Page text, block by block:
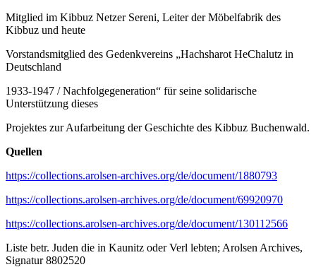
Mitglied im Kibbuz Netzer Sereni, Leiter der Möbelfabrik des
Kibbuz und heute
Vorstandsmitglied des Gedenkvereins „Hachsharot HeChalutz in
Deutschland
1933-1947 / Nachfolgegeneration“ für seine solidarische
Unterstützung dieses
Projektes zur Aufarbeitung der Geschichte des Kibbuz Buchenwald.
Quellen
https://collections.arolsen-archives.org/de/document/1880793
https://collections.arolsen-archives.org/de/document/69920970
https://collections.arolsen-archives.org/de/document/130112566
Liste betr. Juden die in Kaunitz oder Verl lebten; Arolsen Archives,
Signatur 8802520